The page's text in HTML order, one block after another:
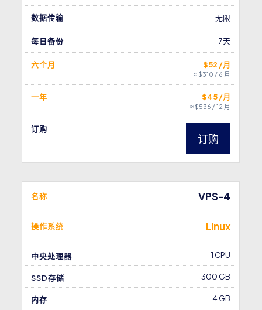
数据传输 无限
每日备份 7天
六个月 $52 /月
≈ $310 / 6 月
一年 $45 /月
≈ $536 / 12 月
订购
订购
名称 VPS-4
操作系统 Linux
中央处理器 1 CPU
SSD存储 300 GB
内存 4 GB